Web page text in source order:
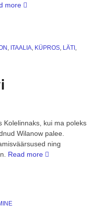
more “Reisikirjad
, ITAALIA, KÜPROS, LÄTI ,
Kolelinnaks, kui ma poleks
Wilanow palee.
ning
Read more “Seiklusreis